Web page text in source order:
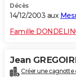
Décès
14/12/2003 aux
Famille
Jean
Créer une cagnotte